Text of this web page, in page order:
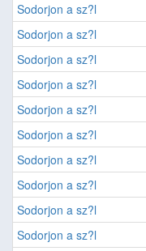
Sodorjon a sz?l
Sodorjon a sz?l
Sodorjon a sz?l
Sodorjon a sz?l
Sodorjon a sz?l
Sodorjon a sz?l
Sodorjon a sz?l
Sodorjon a sz?l
Sodorjon a sz?l
Sodorjon a sz?l